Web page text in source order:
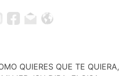
QUIERES QUE TE QUIERA,